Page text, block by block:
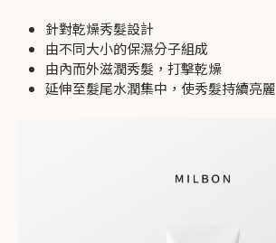
針對乾燥秀髮設計
由不同大小的保濕分子組成
由內而外滋潤秀髮，打擊乾燥
延伸至髮尾水潤集中，使秀髮持續亮麗